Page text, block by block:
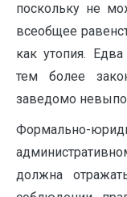
поскольку не
всеобщее
как утопия.
тем более
заведомо
Формально-
должна